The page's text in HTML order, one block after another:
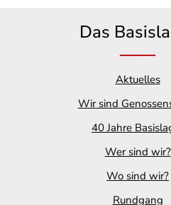
Das
Aktuelles
Wir sind
40 Jahre
Wer sind wir?
Wo sind wir?
Rundgang